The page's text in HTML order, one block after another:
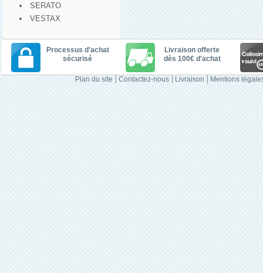
SERATO
VESTAX
Processus d'achat
sécurisé
Livraison offerte
dès 100€ d'achat
Plan du site Contactez-nous Livraison Mentions